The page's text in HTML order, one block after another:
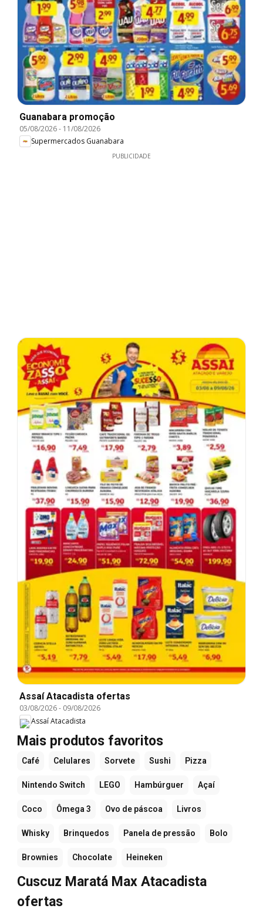
Guanabara promoção
05/08/2026- 11/08/2026
Supermercados Guanabara
PUBLICIDADE
Assaí Atacadista ofertas
03/08/2026- 09/08/2026
Assaí Atacadista
Mais produtos favoritos
Café Celulares Sorvete Sushi Pizza
Nintendo Switch LEGO Hambúrguer Açaí
Coco Ômega 3 Ovo de páscoa Livros
Whisky Brinquedos Panela de pressão Bolo
Brownies Chocolate Heineken
Cuscuz Maratá Max Atacadista
ofertas